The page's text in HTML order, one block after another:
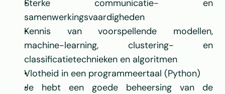
Sterke communicatie- en
samenwerkingsvaardigheden
Kennis van voorspellende modellen,
machine-learning, clustering- en
classificatietechnieken en algoritmen
Vlotheid in een programmeertaal (Python)
Je hebt een goede beheersing van de